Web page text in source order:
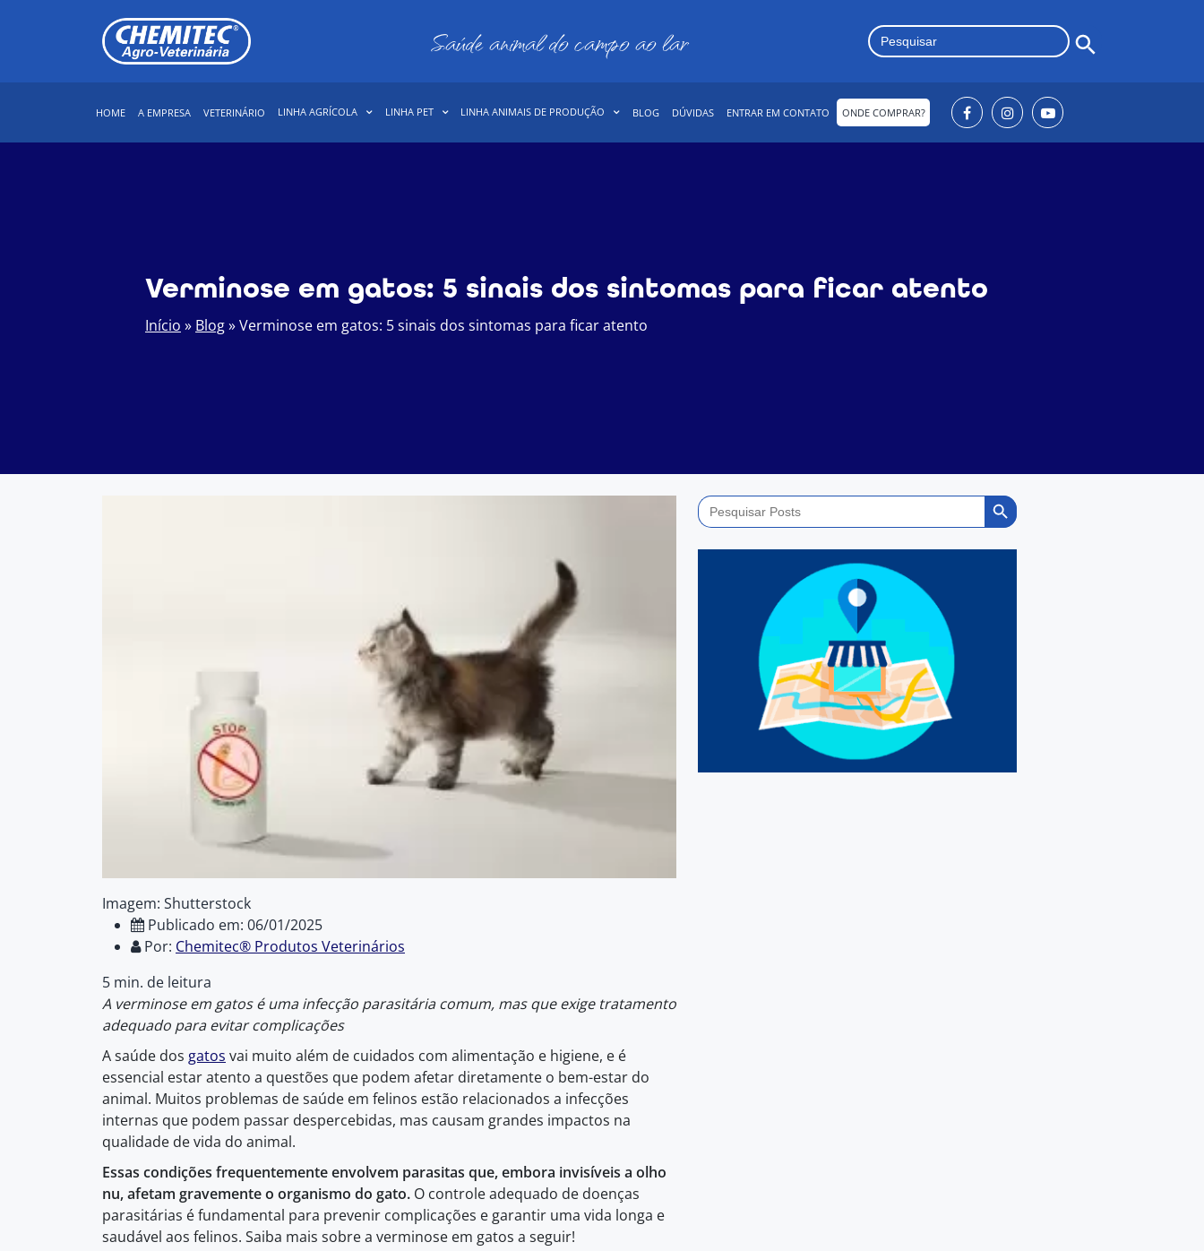
Saúde animal do campo ao lar Search
for:
HOME A EMPRESA VETERINÁRIO LINHA AGRÍCOLA LINHA PET LINHA ANIMAIS DE PRODUÇÃO BLOG DÚVIDAS ENTRAR EM CONTATO ONDE COMPRAR?
Verminose em gatos: 5 sinais dos sintomas para ficar atento
Início » Blog»Verminose em gatos: 5 sinais dos sintomas para ficar atento
Imagem: Shutterstock
Publicado em: 06/01/2025
Por: Chemitec® Produtos Veterinários
5 min. de leitura
A verminose em gatos é uma infecção parasitária comum, mas que exige tratamento
adequado para evitar complicações
A saúde dos gatos vai muito além de cuidados com alimentação e higiene, e é
essencial estar atento a questões que podem afetar diretamente o bem-estar do
animal. Muitos problemas de saúde em felinos estão relacionados a infecções
internas que podem passar despercebidas, mas causam grandes impactos na
qualidade de vida do animal.
Essas condições frequentemente envolvem parasitas que, embora invisíveis a olho
nu, afetam gravemente o organismo do gato. O controle adequado de doenças
parasitárias é fundamental para prevenir complicações e garantir uma vida longa e
saudável aos felinos. Saiba mais sobre a verminose em gatos a seguir!
Search
for:
Search Button